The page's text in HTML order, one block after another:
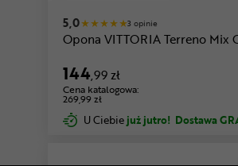
5,0 3 opinie
Opona VITTORIA Terreno Mix
144,99 zł
Cena katalogowa:
269,99 zł
U Ciebie już jutro! Dostawa